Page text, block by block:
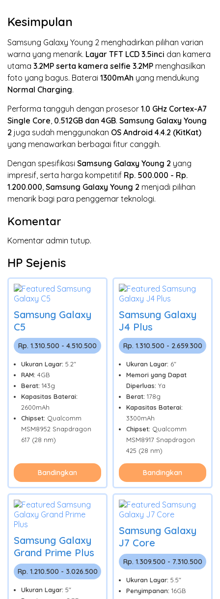
Kesimpulan
Samsung Galaxy Young 2 menghadirkan pilihan varian
warna yang menarik. Layar TFT LCD 3.5inci dan kamera
utama 3.2MP serta kamera selfie 3.2MP menghasilkan
foto yang bagus. Baterai 1300mAh yang mendukung
Normal Charging.
Performa tangguh dengan prosesor 1.0 GHz Cortex-A7
Single Core, 0.512GB dan 4GB. Samsung Galaxy Young
2 juga sudah menggunakan OS Android 4.4.2 (KitKat)
yang menawarkan berbagai fitur canggih.
Dengan spesifikasi Samsung Galaxy Young 2 yang
impresif, serta harga kompetitif Rp. 500.000 - Rp.
1.200.000, Samsung Galaxy Young 2 menjadi pilihan
menarik bagi para penggemar teknologi.
Komentar
Komentar admin tutup.
HP Sejenis
Samsung Galaxy
C5
Rp. 1.310.500 - 4.510.500
Ukuran Layar: 5.2"
RAM: 4GB
Berat: 143g
Kapasitas Baterai:
2600mAh
Chipset: Qualcomm
MSM8952 Snapdragon
617 (28 nm)
Bandingkan
Samsung Galaxy
J4 Plus
Rp. 1.310.500 - 2.659.300
Ukuran Layar: 6"
Memori yang Dapat
Diperluas: Ya
Berat: 178g
Kapasitas Baterai:
3300mAh
Chipset: Qualcomm
MSM8917 Snapdragon
425 (28 nm)
Bandingkan
Samsung Galaxy
Grand Prime Plus
Rp. 1.210.500 - 3.026.500
Ukuran Layar: 5"
Samsung Galaxy
J7 Core
Rp. 1.309.500 - 7.310.500
Ukuran Layar: 5.5"
Penyimpanan: 16GB